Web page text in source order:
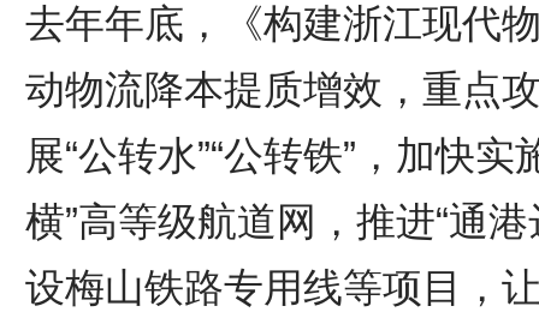
去年年底，《构建浙江现代
动物流降本提质增效，重点
展“公转水”“公转铁”，加快
横”高等级航道网，推进“通
设梅山铁路专用线等项目，